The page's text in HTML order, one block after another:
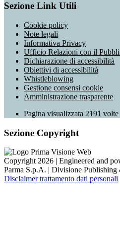
Sezione Link Utili
Cookie policy
Note legali
Informativa Privacy
Ufficio Relazioni con il
Dichiarazione di accessibilità
Obiettivi di accessibilità
Whistleblowing
Gestione consensi cookie
Amministrazione trasparente
Pagina visualizzata 2191 volte
Sezione Copyright
Copyright 2026 | Engineered and
Parma S.p.A. | Divisione
Disclaimer trattamento dati personali